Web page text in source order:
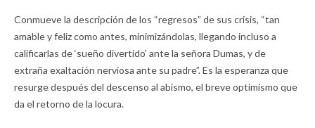
Conmueve la descripción de los “regresos” de sus crisis, “tan
amable y feliz como antes, minimizándolas, llegando incluso a
calificarlas de ‘sueño divertido’ ante la señora Dumas, y de
extraña exaltación nerviosa ante su padre”. Es la esperanza que
resurge después del descenso al abismo, el breve optimismo que
da el retorno de la locura.